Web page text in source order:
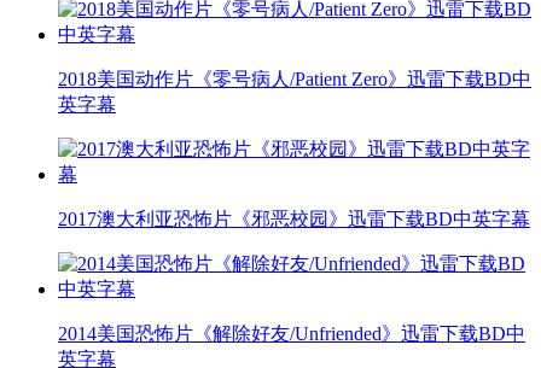
2018美国动作片《零号病人/Patient Zero》迅雷下载BD中
英字幕
2017澳大利亚恐怖片《邪恶校园》迅雷下载BD中英字幕
2014美国恐怖片《解除好友/Unfriended》迅雷下载BD中
英字幕